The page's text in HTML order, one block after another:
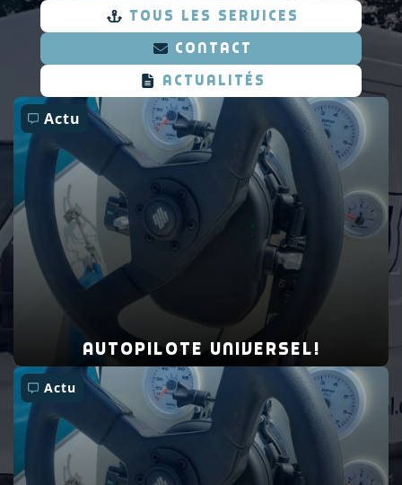
TOUS LES SERVICES
contact
actualités
Actu
Autopilote universel!
Actu